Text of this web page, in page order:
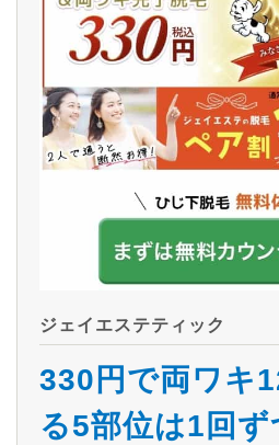
ジェイエステティック
330円で両ワキ
る5部位は1回ず